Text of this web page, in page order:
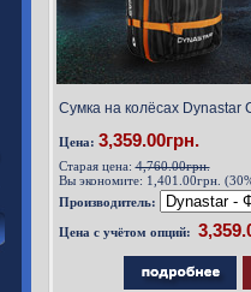
Сумка на колёсах Dynastar
Цена: 3,359.00грн.
Старая цена:4,760.00грн.
Вы экономите: 1,401.00грн.
Производитель:
Цена с учётом опций: